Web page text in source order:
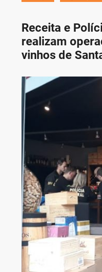
Receita e
realizam
vinhos de